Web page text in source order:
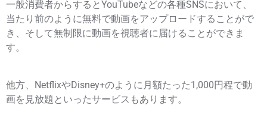
一般消費者からするとYouTubeなどの各種SNSにおいて、
当たり前のように無料で動画をアップロードすることがで
き、そして無制限に動画を視聴者に届けることができま
す。
他方、NetflixやDisney+のように月額たった1,000円程で動
画を見放題といったサービスもあります。